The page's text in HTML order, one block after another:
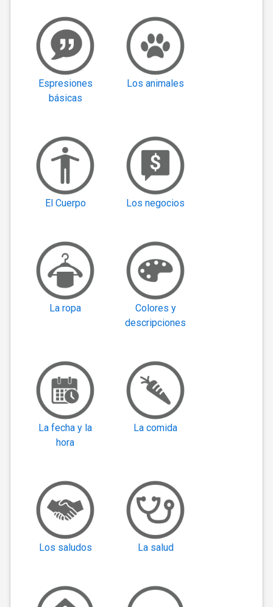
Espresiones
básicas
Los animales
El Cuerpo Los negocios
La ropa
Colores y
descripciones
La fecha y la
hora
La comida
Los saludos La salud